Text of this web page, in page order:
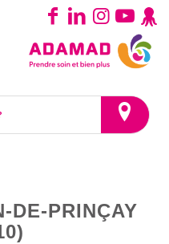
DE-PRINÇAY